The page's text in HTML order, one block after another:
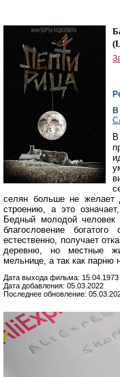
(
В
селян больше не желает
строению, а это
Бедный молодой человек
благословение
естественно, получает
деревню, но местные
мельнице, а так как парню
Дата выхода фильма: 15.04.1973
Дата добавления: 05.03.2022
Последнее обновление: